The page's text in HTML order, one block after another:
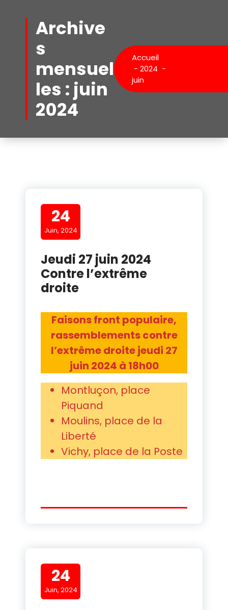
Archive
s
mensuel
les : juin
2024
Accueil
- 2024 -
juin
24
Juin, 2024
Jeudi 27 juin 2024
Contre l’extrême
droite
Faisons front populaire,
rassemblements contre
l’extrême droite jeudi 27
juin 2024 à 18h00
Montluçon, place
Piquand
Moulins, place de la
Liberté
Vichy, place de la Poste
24
Juin, 2024